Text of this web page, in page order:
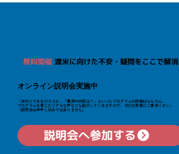
無料開催渡米に向けた不安・疑問をここで解消
オンライン説明会実施中
「自分にできるだろうか」「費用や内容は？」といった​プログラムの詳細はもちろん、
プログラムを通じたリアルな声なども紹介していきますので、ぜひお気軽にご参加くさい。
（説明会は本申し込みではありません）
説明会へ参加する